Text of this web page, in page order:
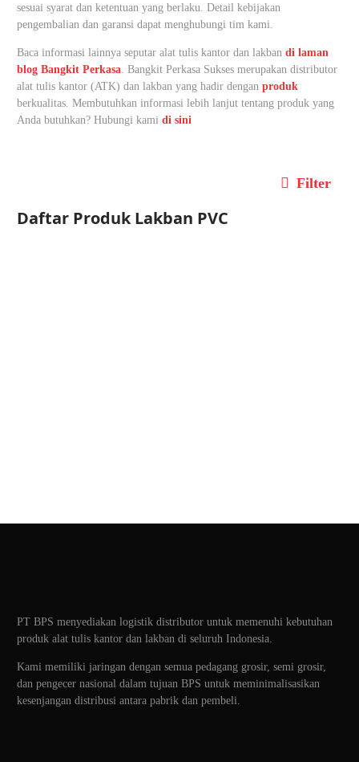
sesuai syarat dan ketentuan yang berlaku. Detail kebijakan
pengembalian dan garansi dapat menghubungi tim kami.
Baca informasi lainnya seputar alat tulis kantor dan lakban di laman
blog Bangkit Perkasa . Bangkit Perkasa Sukses merupakan distributor
alat tulis kantor (ATK) dan lakban yang hadir dengan produk
berkualitas. Membutuhkan informasi lebih lanjut tentang produk yang
Anda butuhkan? Hubungi kami di sini
Filter
Daftar ProdukLakban PVC
PT BPS menyediakan logistik distributor untuk memenuhi kebutuhan
produk alat tulis kantor dan lakban di seluruh Indonesia.
Kami memiliki jaringan dengan semua pedagang grosir, semi grosir,
dan pengecer nasional dalam tujuan BPS untuk meminimalisasikan
kesenjangan distribusi antara pabrik dan pembeli.